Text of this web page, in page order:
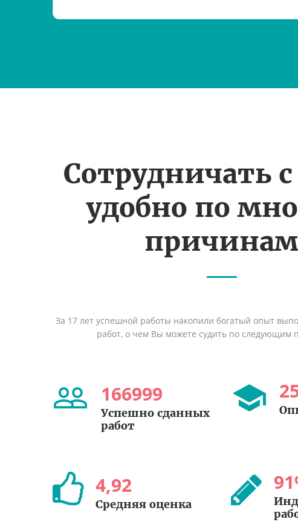
Сотрудничать
удобно по
причинам
За 17 лет успешной работы накопили богатый опыт
работ, о чем Вы можете судить по следующим
166999
Успешно сданных
работ
4,92
Средняя оценка
91